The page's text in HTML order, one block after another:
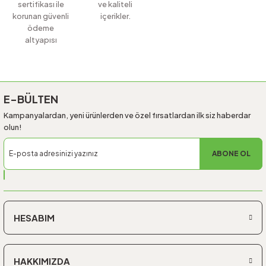
sertifikası ile
korunan güvenli
ödeme
altyapısı
ve kaliteli
içerikler.
E-BÜLTEN
Kampanyalardan, yeni ürünlerden ve özel fırsatlardan ilk siz haberdar
olun!
ABONE OL
HESABIM
HAKKIMIZDA